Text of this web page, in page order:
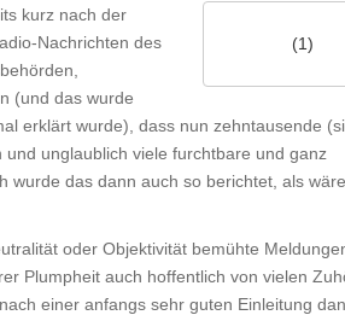
(1)
kurz nach der
Nachrichten des
(und das wurde
erklärt wurde), dass nun zehntausende
unglaublich viele furchtbare und ganz
wurde das dann auch so berichtet, als
oder Objektivität bemühte
Plumpheit auch hoffentlich von vielen
einer anfangs sehr guten Einleitung